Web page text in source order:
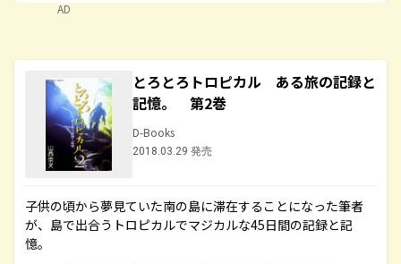
AD
とろとろトロピカル ある旅の記録と
記憶。 第2巻
D-Books
2018.03.29 発売
子供の頃から夢見ていた南の島に滞在することになった筆者
が、島で出合うトロピカルでマジカルな45日間の記録と記
憶。